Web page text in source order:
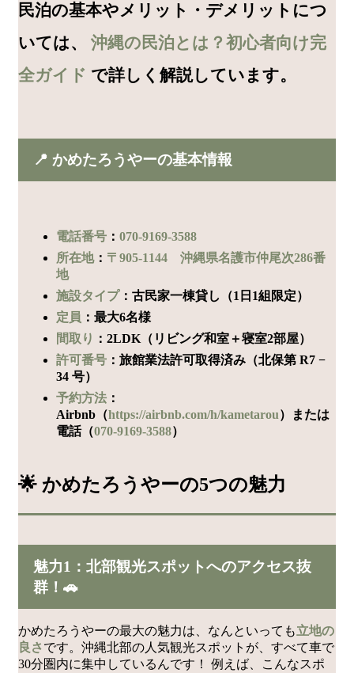
民泊の基本やメリット・デメリットにつ
いては、 沖縄の民泊とは？初心者向け完
全ガイド で詳しく解説しています。
📍 かめたろうやーの基本情報
電話番号 ： 070-9169-3588
所在地： 〒905-1144 沖縄県名護市仲尾次286番
地
施設タイプ：古民家一棟貸し（1日1組限定）
定員 ：最大6名様
間取り ：2LDK（リビング和室＋寝室2部屋）
許可番号 ：旅館業法許可取得済み（北保第 R7 −
34 号）
予約方法 ：
Airbnb（https://airbnb.com/h/kametarou）または
電話（070-9169-3588）
🌟 かめたろうやーの5つの魅力
魅力1：北部観光スポットへのアクセス抜
群！🚗
かめたろうやーの最大の魅力は、なんといっても立地の
良さです。沖縄北部の人気観光スポットが、すべて車で
30分圏内に集中しているんです！ 例えば、こんなスポ